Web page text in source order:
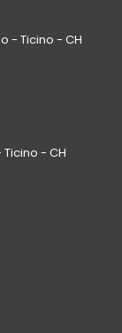
- Ticino - CH
- CH